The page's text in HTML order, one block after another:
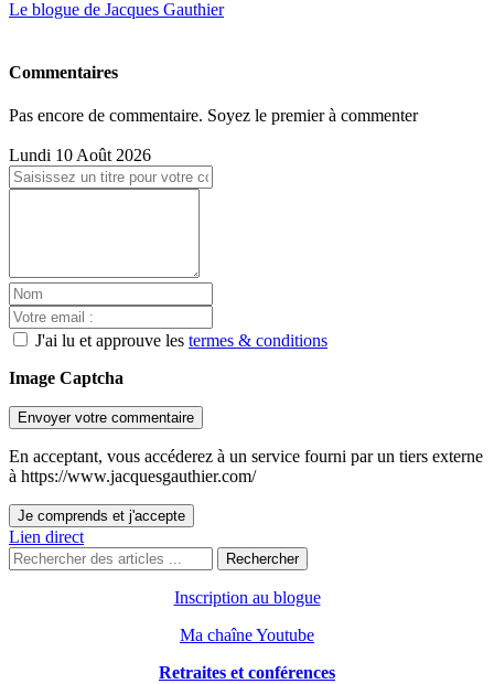
Le blogue de Jacques Gauthier
Commentaires
Pas encore de commentaire. Soyez le premier à commenter
Lundi 10 Août 2026
J'ai lu et approuve les termes & conditions
Image Captcha
Envoyer votre commentaire
En acceptant, vous accéderez à un service fourni par un tiers externe
à https://www.jacquesgauthier.com/
Je comprends et j'accepte
Lien direct
Rechercher
Inscription au blogue
Ma chaîne Youtube
Retraites et conférences